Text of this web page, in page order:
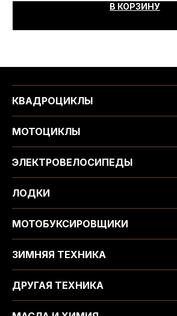
В КОРЗИНУ
КВАДРОЦИКЛЫ
МОТОЦИКЛЫ
ЭЛЕКТРОВЕЛОСИПЕДЫ
ЛОДКИ
МОТОБУКСИРОВЩИКИ
ЗИМНЯЯ ТЕХНИКА
ДРУГАЯ ТЕХНИКА